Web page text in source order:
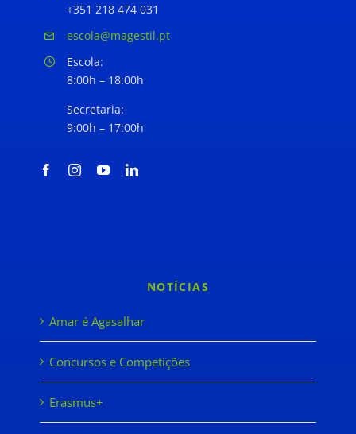
+351 218 474 031
escola@magestil.pt
Escola:
8:00h – 18:00h
Secretaria:
9:00h – 17:00h
NOTÍCIAS
Amar é Agasalhar
Concursos e Competições
Erasmus+